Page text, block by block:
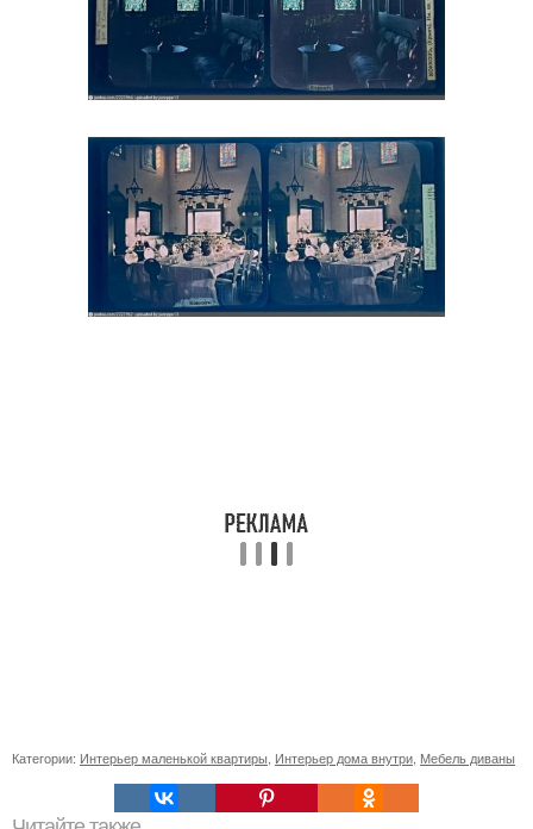
Категории: Интерьер маленькой квартиры, Интерьер дома внутри, Мебель диваны